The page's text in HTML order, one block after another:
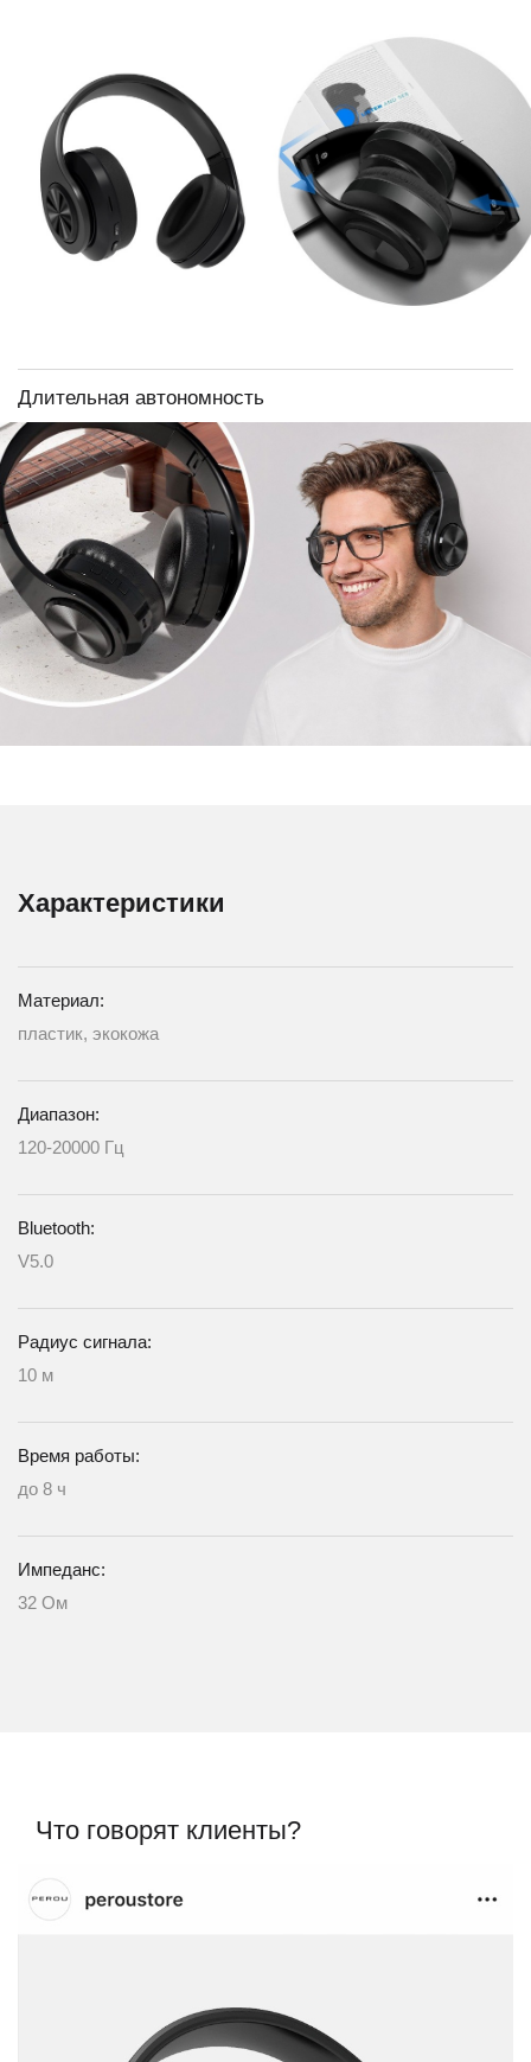
Длительная автономность
Характеристики
Материал:
пластик, экокожа
Диапазон:
120-20000 Гц
Bluetooth:
V5.0
Радиус сигнала:
10 м
Время работы:
до 8 ч
Импеданс:
32 Ом
Что говорят клиенты?